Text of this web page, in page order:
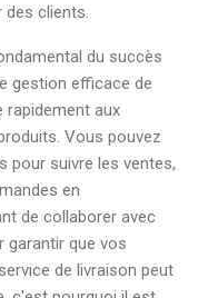
clients.
du succès
gestion efficace de
rapidement aux
Vous pouvez
pour suivre les ventes,
en
de collaborer avec
garantir que vos
de livraison peut